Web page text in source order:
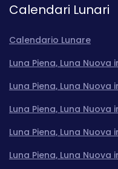
Calendari Lunari
Calendario Lunare
Luna Piena, Luna Nuova
Luna Piena, Luna Nuova
Luna Piena, Luna Nuova
Luna Piena, Luna Nuova
Luna Piena, Luna